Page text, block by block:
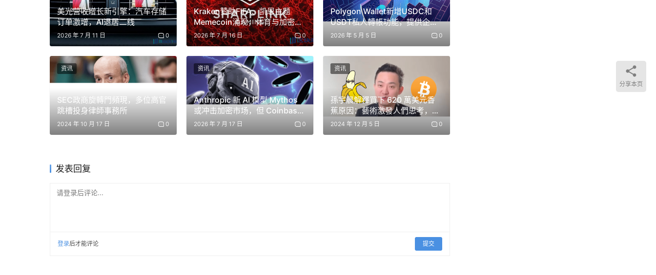
該公司表示，MCP隧道已在託管代理程式和訊息API中提供，管理可透過Claude控制台中的工作區設定進行。此次發
布正值企業AI工具越來越多地採用將雲端智慧與客戶可控的執行環境相結合的部署方式之際，這反映了整個行業對安
全性、合規性和基礎設施靈活性的日益重視。
免责声明：本文提供的信息不是交易建议。BlockWeeks.com不对根据本文提供的信息所做的任何投资承担责任。我们强烈建议
在做出任何投资决策之前进行独立研究或咨询合格的专业人士。
美光营收增长新引擎：汽车存储
订单激增，AI退居二线
2026 年 7 月 11 日 0
Kraken赞助FIFA、凯恩主题
Memecoin涌现，体育与加密加
速融合
2026 年 7 月 16 日 0
Polygon Wallet新增USDC和
USDT私人轉帳功能，提供企業
級隱私保護
2026 年 5 月 5 日 0
SEC政商旋轉門頻現，多位高官
跳槽投身律師事務所
2024 年 10 月 17 日 0
资讯
Anthropic 新 AI 模型 Mythos
或冲击加密市场，但 Coinbase
称机构投资者并不在意
2026 年 7 月 17 日 0
资讯
孫宇晨解釋買下 620 萬美元香
蕉原因：藝術激發人們思考，和
比特幣一樣由共識決定
2024 年 12 月 5 日 0
资讯
发表回复
请登录后评论...
登录后才能评论 提交
分享本页